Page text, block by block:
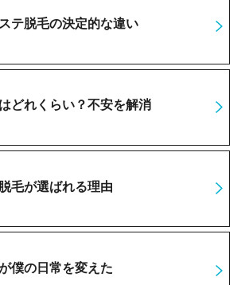
テ脱毛の決定的な違い
どれくらい？不安を解消
毛が選ばれる理由
僕の日常を変えた